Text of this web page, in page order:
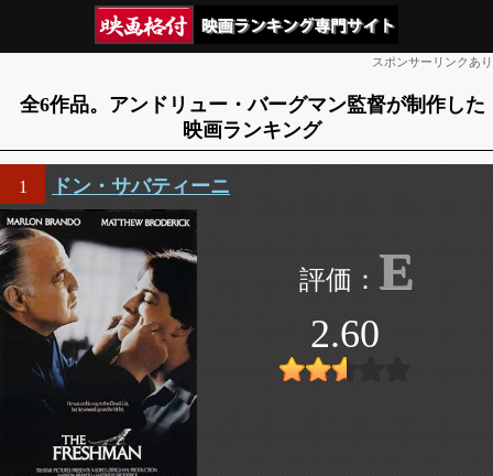
スポンサーリンクあり
全6作品。アンドリュー・バーグマン監督が制作した
映画ランキング
1 ドン・サバティーニ
E
2.60